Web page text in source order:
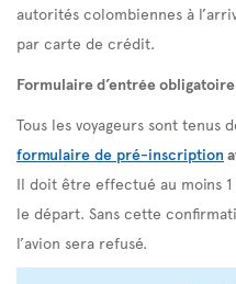
autorités colombiennes à
par carte de crédit.
Formulaire d’entrée
Tous les voyageurs sont tenus
formulaire de pré-inscription
Il doit être effectué au moins
le départ. Sans cette
l’avion sera refusé.